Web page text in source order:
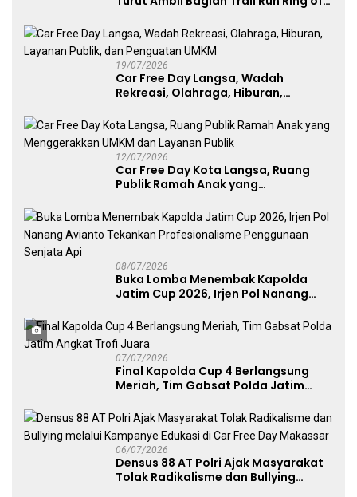
19/07/2026
Car Free Day Langsa, Wadah
Rekreasi, Olahraga, Hiburan,
UMKM
12/07/2026
Car Free Day Kota Langsa, Ruang
Publik Ramah Anak yang
Publik
08/07/2026
Buka Lomba Menembak Kapolda
Jatim Cup 2026, Irjen Pol Nanang
Penggunaan Senjata Api
07/07/2026
Final Kapolda Cup 4 Berlangsung
Meriah, Tim Gabsat Polda Jatim
06/07/2026
Densus 88 AT Polri Ajak Masyarakat
Tolak Radikalisme dan Bullying